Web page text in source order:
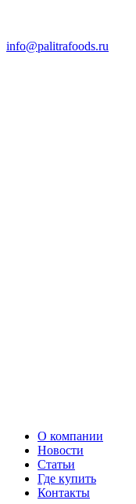
info@palitrafoods.ru
О компании
Новости
Статьи
Где купить
Контакты